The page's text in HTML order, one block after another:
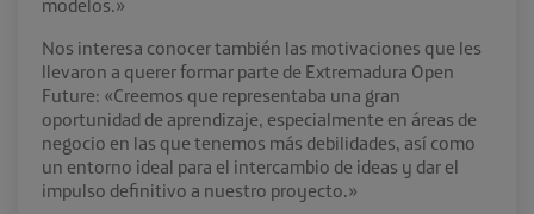
Nos interesa conocer también las motivaciones que les
llevaron a querer formar parte de Extremadura Open
Future: «Creemos que representaba una gran
oportunidad de aprendizaje, especialmente en áreas de
negocio en las que tenemos más debilidades, así como
un entorno ideal para el intercambio de ideas y dar el
impulso definitivo a nuestro proyecto.»